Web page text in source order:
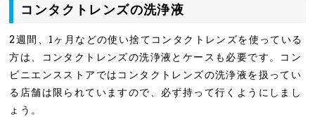
コンタクトレンズの洗浄液
2週間、1ヶ月などの使い捨てコンタクトレンズを使っている
方は、コンタクトレンズの洗浄液とケースも必要です。コン
ビニエンスストアではコンタクトレンズの洗浄液を扱ってい
る店舗は限られていますので、必ず持って行くようにしまし
ょう。